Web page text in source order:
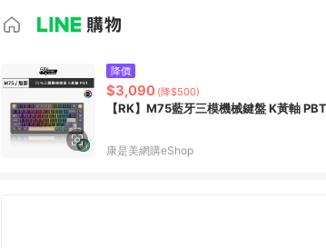
降價
$3,090 (降$500)
【RK】M75藍牙三模機械鍵盤 K黃軸
康是美網購eShop